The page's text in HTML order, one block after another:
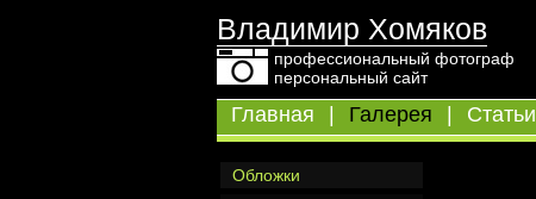
Владимир Хомяков
профессиональный фотограф
персональный сайт
Главная Галерея Статьи
Обложки